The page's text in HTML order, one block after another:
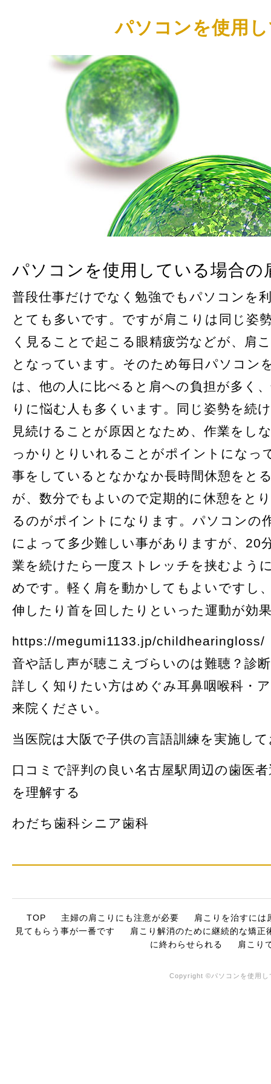
パソコンを使用
パソコンを使用している場合の
普段仕事だけでなく勉強でもパソコンを
とても多いです。ですが肩こりは同じ姿
く見ることで起こる眼精疲労などが、肩
となっています。そのため毎日パソコン
は、他の人に比べると肩への負担が多く
りに悩む人も多くいます。同じ姿勢を続
見続けることが原因となため、作業をし
っかりとりいれることがポイントになっ
事をしているとなかなか長時間休憩をと
が、数分でもよいので定期的に休憩をと
るのがポイントになります。パソコンの
によって多少難しい事がありますが、20
業を続けたら一度ストレッチを挟むよう
めです。軽く肩を動かしてもよいですし
伸したり首を回したりといった運動が効
https://megumi1133.jp/childhearingloss/
音や話し声が聴こえづらいのは難聴？診
詳しく知りたい方はめぐみ耳鼻咽喉科・
来院ください。
当医院は大阪で子供の言語訓練を実施し
口コミで評判の良い名古屋駅周辺の歯医
を理解する
わだち歯科シニア歯科
TOP 主婦の肩こりにも注意が必要
肩こりを治すには
見てもらう事が一番です
肩こり解消のために継続的な矯正
に終わらせられる
肩こり
Copyright ©パソコンを使用